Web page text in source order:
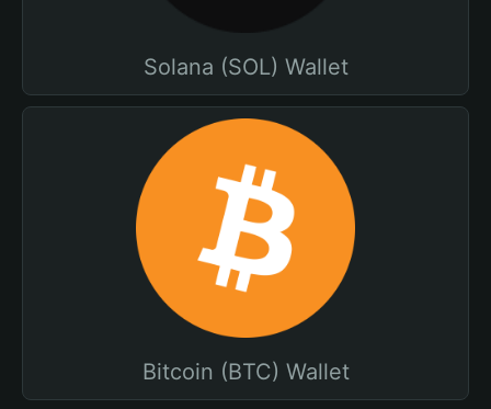
Solana (SOL) Wallet
Bitcoin (BTC) Wallet